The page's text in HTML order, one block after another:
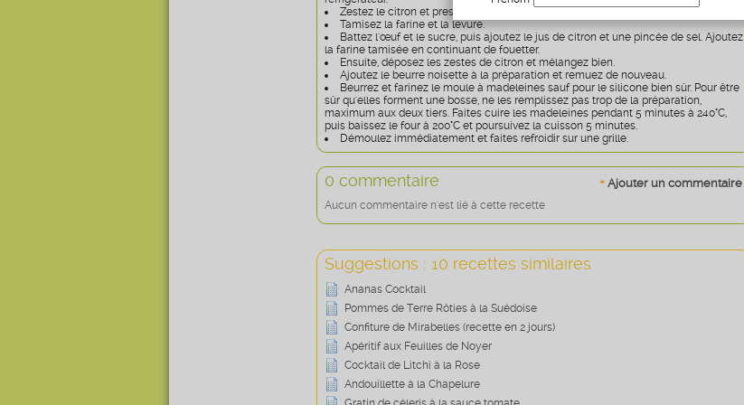
Zestez le citron et pressez-le.
Tamisez la farine et la levure.
Battez l'œuf et le sucre, puis ajoutez le jus de citron et une pincée de sel. Ajoutez
la farine tamisée en continuant de fouetter.
Ensuite, déposez les zestes de citron et mélangez bien.
Ajoutez le beurre noisette à la préparation et remuez de nouveau.
Beurrez et farinez le moule à madeleines sauf pour le silicone bien sûr. Pour être
sûr qu'elles forment une bosse, ne les remplissez pas trop de la préparation,
maximum aux deux tiers. Faites cuire les madeleines pendant 5 minutes à 240°C,
puis baissez le four à 200°C et poursuivez la cuisson 5 minutes.
Démoulez immédiatement et faites refroidir sur une grille.
+ Ajouter un commentaire
0 commentaire
Aucun commentaire n'est lié à cette recette
Suggestions : 10 recettes similaires
Ananas Cocktail
Pommes de Terre Rôties à la Suédoise
Confiture de Mirabelles (recette en 2 jours)
Apéritif aux Feuilles de Noyer
Cocktail de Litchi à la Rose
Andouillette à la Chapelure
Age
* obligatoire